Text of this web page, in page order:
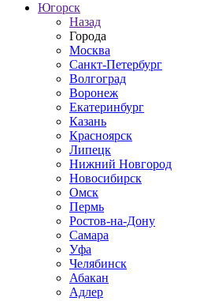
Югорск
Назад
Города
Москва
Санкт-Петербург
Волгоград
Воронеж
Екатеринбург
Казань
Красноярск
Липецк
Нижний Новгород
Новосибирск
Омск
Пермь
Ростов-на-Дону
Самара
Уфа
Челябинск
Абакан
Адлер